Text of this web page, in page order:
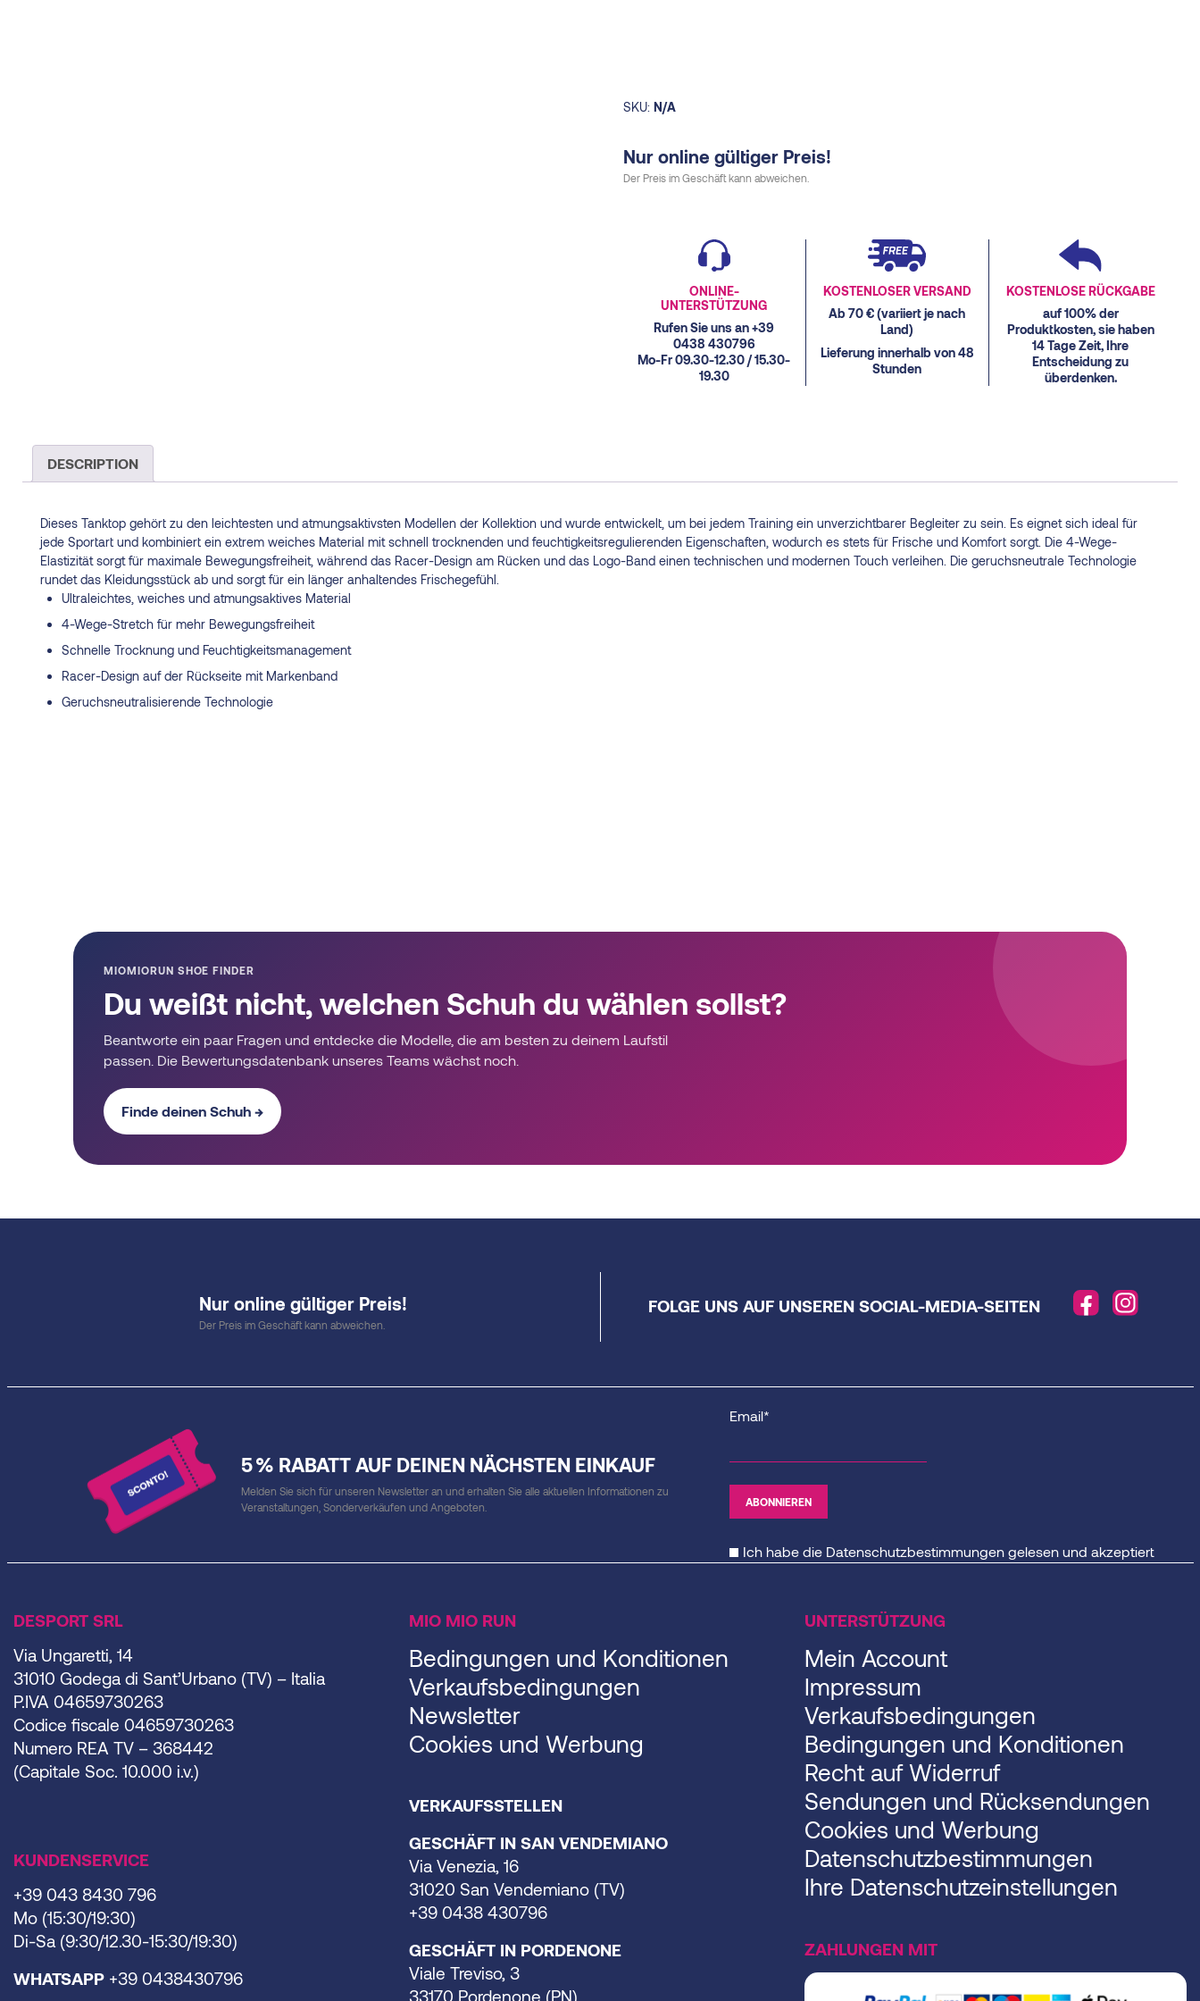
SKU: N/A
Nur online gültiger Preis!
Der Preis im Geschäft kann abweichen.
ONLINE-
UNTERSTÜTZUNG
Rufen Sie uns an +39
0438 430796
Mo-Fr 09.30-12.30 / 15.30-
19.30
KOSTENLOSER VERSAND
Ab 70 € (variiert je nach
Land)
Lieferung innerhalb von 48
Stunden
KOSTENLOSE RÜCKGABE
auf 100% der
Produktkosten, sie haben
14 Tage Zeit, Ihre
Entscheidung zu
überdenken.
DESCRIPTION
Dieses Tanktop gehört zu den leichtesten und atmungsaktivsten Modellen der Kollektion und wurde entwickelt, um bei jedem Training ein unverzichtbarer Begleiter zu sein. Es eignet sich ideal für
jede Sportart und kombiniert ein extrem weiches Material mit schnell trocknenden und feuchtigkeitsregulierenden Eigenschaften, wodurch es stets für Frische und Komfort sorgt. Die 4-Wege-
Elastizität sorgt für maximale Bewegungsfreiheit, während das Racer-Design am Rücken und das Logo-Band einen technischen und modernen Touch verleihen. Die geruchsneutrale Technologie
rundet das Kleidungsstück ab und sorgt für ein länger anhaltendes Frischegefühl.
Ultraleichtes, weiches und atmungsaktives Material
4-Wege-Stretch für mehr Bewegungsfreiheit
Schnelle Trocknung und Feuchtigkeitsmanagement
Racer-Design auf der Rückseite mit Markenband
Geruchsneutralisierende Technologie
MIOMIORUN SHOE FINDER
Du weißt nicht, welchen Schuh du wählen sollst?
Beantworte ein paar Fragen und entdecke die Modelle, die am besten zu deinem Laufstil
passen. Die Bewertungsdatenbank unseres Teams wächst noch.
Finde deinen Schuh →
Nur online gültiger Preis!
Der Preis im Geschäft kann abweichen.
FOLGE UNS AUF UNSEREN SOCIAL-MEDIA-SEITEN
5 % RABATT AUF DEINEN NÄCHSTEN EINKAUF
Melden Sie sich für unseren Newsletter an und erhalten Sie alle aktuellen Informationen zu
Veranstaltungen, Sonderverkäufen und Angeboten.
Email*
Ich habe die Datenschutzbestimmungengelesen und akzeptiert
DESPORT SRL
Via Ungaretti, 14
31010 Godega di Sant’Urbano (TV) – Italia
P.IVA 04659730263
Codice fiscale 04659730263
Numero REA TV – 368442
(Capitale Soc. 10.000 i.v.)
KUNDENSERVICE
+39 043 8430 796
Mo (15:30/19:30)
Di-Sa (9:30/12.30-15:30/19:30)
WHATSAPP +39 0438430796
MIO MIO RUN
Bedingungen und Konditionen
Verkaufsbedingungen
Newsletter
Cookies und Werbung
VERKAUFSSTELLEN
GESCHÄFT IN SAN VENDEMIANO
Via Venezia, 16
31020 San Vendemiano (TV)
+39 0438 430796
GESCHÄFT IN PORDENONE
Viale Treviso, 3
33170 Pordenone (PN)
UNTERSTÜTZUNG
Mein Account
Impressum
Verkaufsbedingungen
Bedingungen und Konditionen
Recht auf Widerruf
Sendungen und Rücksendungen
Cookies und Werbung
Datenschutzbestimmungen
Ihre Datenschutzeinstellungen
ZAHLUNGEN MIT